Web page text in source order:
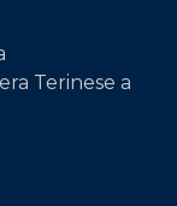
Terinese a